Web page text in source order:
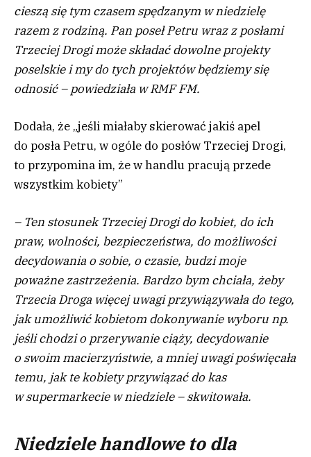
cieszą się tym czasem spędzanym w niedzielę
razem z rodziną. Pan poseł Petru wraz z posłami
Trzeciej Drogi może składać dowolne projekty
poselskie i my do tych projektów będziemy się
odnosić – powiedziała w RMF FM.
Dodała, że „jeśli miałaby skierować jakiś apel
do posła Petru, w ogóle do posłów Trzeciej Drogi,
to przypomina im, że w handlu pracują przede
wszystkim kobiety”
– Ten stosunek Trzeciej Drogi do kobiet, do ich
praw, wolności, bezpieczeństwa, do możliwości
decydowania o sobie, o czasie, budzi moje
poważne zastrzeżenia. Bardzo bym chciała, żeby
Trzecia Droga więcej uwagi przywiązywała do tego,
jak umożliwić kobietom dokonywanie wyboru np.
jeśli chodzi o przerywanie ciąży, decydowanie
o swoim macierzyństwie, a mniej uwagi poświęcała
temu, jak te kobiety przywiązać do kas
w supermarkecie w niedziele – skwitowała.
Niedziele handlowe to dla